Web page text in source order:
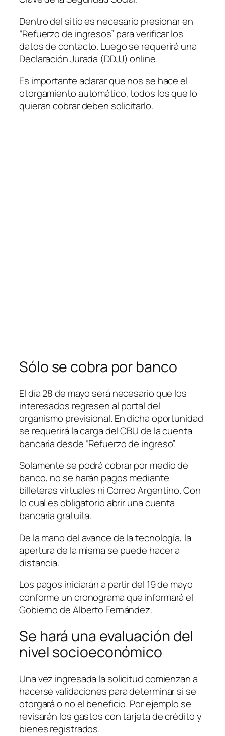
Dentro del sitio es necesario presionar en
“Refuerzo de ingresos” para verificar los
datos de contacto. Luego se requerirá una
Declaración Jurada (DDJJ)online.
Es importante aclarar que nos se hace el
otorgamiento automático, todos los que lo
quieran cobrar deben solicitarlo.
Sólo se cobra por banco
El día 28 de mayo será necesario que los
interesados regresen al portal del
organismo previsional. En dicha oportunidad
se requerirá la carga del CBU de la cuenta
bancaria desde “Refuerzo de ingreso”.
Solamente se podrá cobrar por medio de
banco, no se harán pagos mediante
billeteras virtuales ni Correo Argentino. Con
lo cual es obligatorio abrir una cuenta
bancaria gratuita.
De la mano del avance de la tecnología, la
apertura de la misma se puede hacer a
distancia.
Los pagos iniciarán a partir del 19 de mayo
conforme un cronograma que informará el
Gobierno de Alberto Fernández.
Se hará una evaluación del
nivel socioeconómico
Una vez ingresada la solicitud comienzan a
hacerse validaciones para determinar si se
otorgará o no el beneficio. Por ejemplo se
revisarán los gastos con tarjeta de crédito y
bienes registrados.